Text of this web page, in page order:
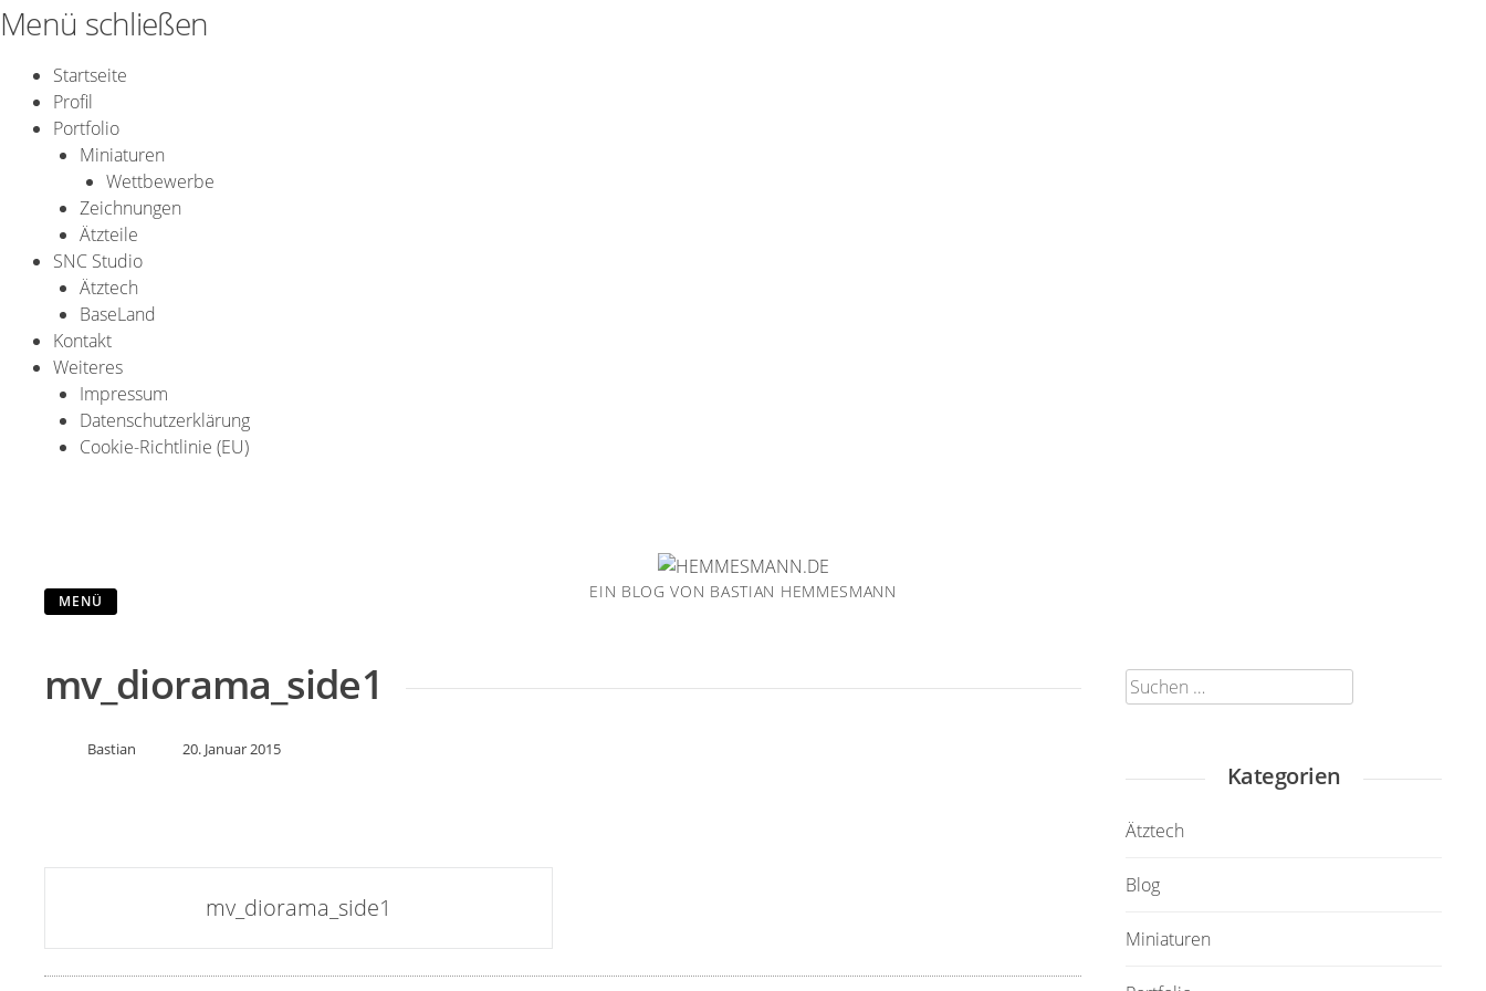
Zum
Inhalt
springen
Menü schließen
Startseite
Profil
Portfolio
Miniaturen
Wettbewerbe
Zeichnungen
Ätzteile
SNC Studio
Ätztech
BaseLand
Kontakt
Weiteres
Impressum
Datenschutzerklärung
Cookie-Richtlinie (EU)
EIN BLOG VON BASTIAN HEMMESMANN
MENÜ
mv_diorama_side1
Bastian 20. Januar 2015
Navigation
mv_diorama_side1
Suchen
nach:
Kategorien
Ätztech
Blog
Miniaturen